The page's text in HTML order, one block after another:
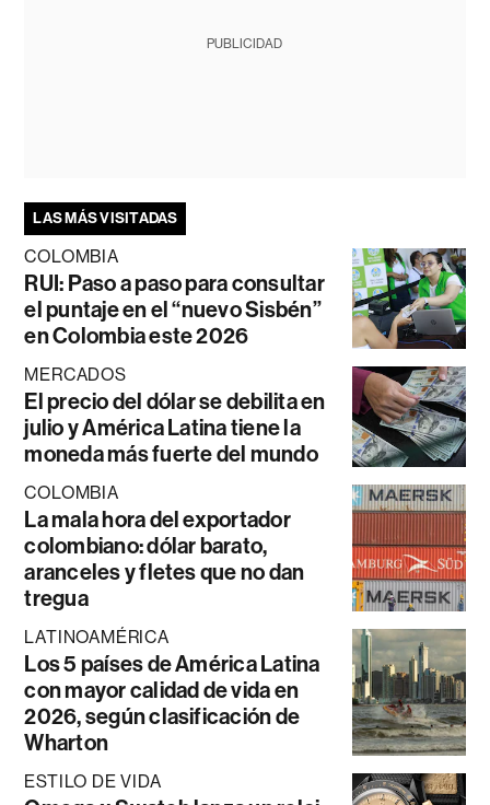
PUBLICIDAD
LAS MÁS VISITADAS
COLOMBIA
RUI: Paso a paso para consultar
el puntaje en el “nuevo Sisbén”
en Colombia este 2026
MERCADOS
El precio del dólar se debilita en
julio y América Latina tiene la
moneda más fuerte del mundo
COLOMBIA
La mala hora del exportador
colombiano: dólar barato,
aranceles y fletes que no dan
tregua
LATINOAMÉRICA
Los 5 países de América Latina
con mayor calidad de vida en
2026, según clasificación de
Wharton
ESTILO DE VIDA